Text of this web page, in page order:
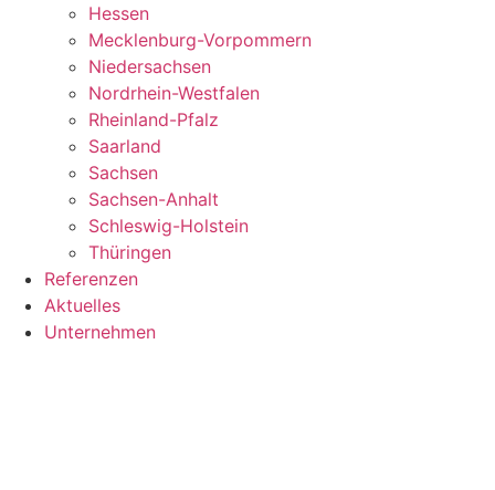
Hessen
Mecklenburg-Vorpommern
Niedersachsen
Nordrhein-Westfalen
Rheinland-Pfalz
Saarland
Sachsen
Sachsen-Anhalt
Schleswig-Holstein
Thüringen
Referenzen
Aktuelles
Unternehmen